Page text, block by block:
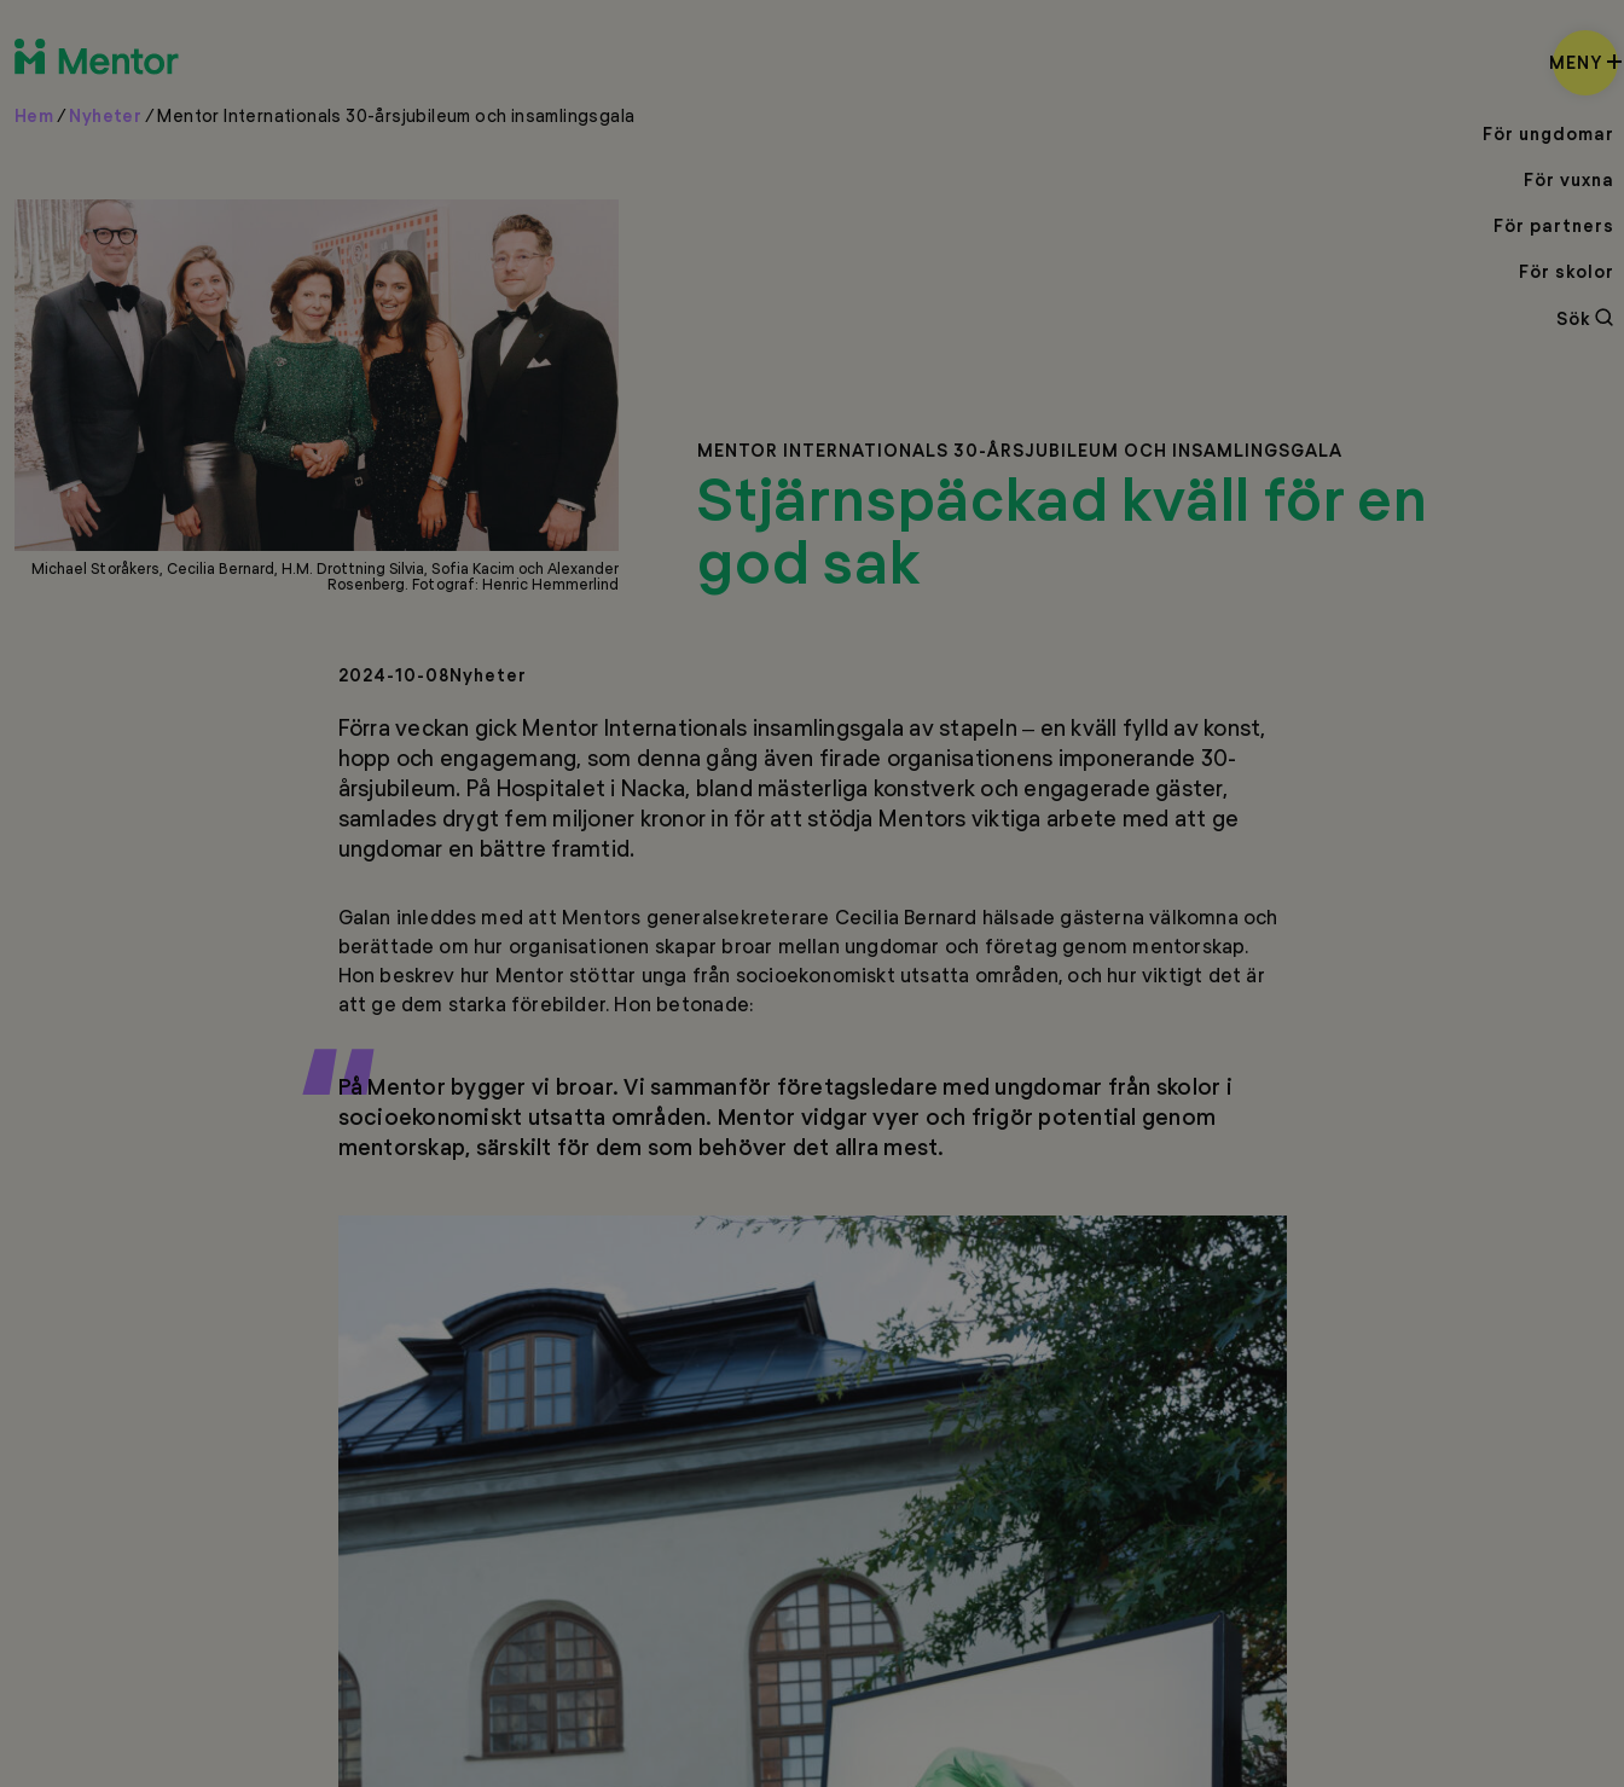
För ungdomar
För vuxna
För partners
För skolor
Sök
MENY
Hem /Nyheter /Mentor Internationals 30-årsjubileum och insamlingsgala
Michael Storåkers, Cecilia Bernard, H.M. Drottning Silvia, Sofia Kacim och Alexander
Rosenberg. Fotograf: Henric Hemmerlind
MENTOR INTERNATIONALS 30-ÅRSJUBILEUM OCH INSAMLINGSGALA
Stjärnspäckad kväll för en
god sak
2024-10-08Nyheter
Förra veckan gick Mentor Internationals insamlingsgala av stapeln – en kväll fylld av konst,
hopp och engagemang, som denna gång även firade organisationens imponerande 30-
årsjubileum. På Hospitalet i Nacka, bland mästerliga konstverk och engagerade gäster,
samlades drygt fem miljoner kronor in för att stödja Mentors viktiga arbete med att ge
ungdomar en bättre framtid.
Galan inleddes med att Mentors generalsekreterare Cecilia Bernard hälsade gästerna välkomna och
berättade om hur organisationen skapar broar mellan ungdomar och företag genom mentorskap.
Hon beskrev hur Mentor stöttar unga från socioekonomiskt utsatta områden, och hur viktigt det är
att ge dem starka förebilder. Hon betonade:
På Mentor bygger vi broar. Vi sammanför företagsledare med ungdomar från skolor i
socioekonomiskt utsatta områden. Mentor vidgar vyer och frigör potential genom
mentorskap, särskilt för dem som behöver det allra mest.